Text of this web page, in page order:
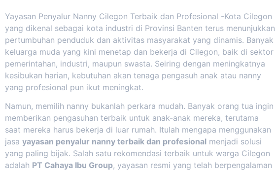
Yayasan Penyalur Nanny Cilegon Terbaik dan Profesional -Kota Cilegon
yang dikenal sebagai kota industri di Provinsi Banten terus menunjukkan
pertumbuhan penduduk dan aktivitas masyarakat yang dinamis. Banyak
keluarga muda yang kini menetap dan bekerja di Cilegon, baik di sektor
pemerintahan, industri, maupun swasta. Seiring dengan meningkatnya
kesibukan harian, kebutuhan akan tenaga pengasuh anak atau nanny
yang profesional pun ikut meningkat.
Namun, memilih nanny bukanlah perkara mudah. Banyak orang tua ingin
memberikan pengasuhan terbaik untuk anak-anak mereka, terutama
saat mereka harus bekerja di luar rumah. Itulah mengapa menggunakan
jasa yayasan penyalur nanny terbaik dan profesional menjadi solusi
yang paling bijak. Salah satu rekomendasi terbaik untuk warga Cilegon
adalah PT Cahaya Ibu Group, yayasan resmi yang telah berpengalaman